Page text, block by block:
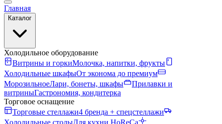
Главная
Каталог
Холодильное оборудование
Витрины и горкиМолочка, напитки, фрукты
Холодильные шкафыОт эконома до премиум
МорозильноеЛари, бонеты, шкафы
Прилавки и
витриныГастрономия, кондитерка
Торговое оснащение
Торговые стеллажи4 бренда + спецстеллажи
Холодильные столыДля кухни HoReCa